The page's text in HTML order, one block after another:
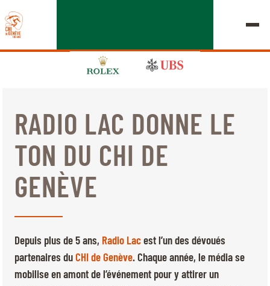
ÉDITION 2026
LE CHIG
MULTIMÉDIA
LIENS RAPIDES
DÉPARTS & RÉSULTATS
ROLEX GRAND SLAM
BILLETTERIE
BÉNÉVOLES
Jeudi, 17 Septembre 2026
RADIO LAC DONNE LE
TON DU CHI DE
GENÈVE
Depuis plus de 5 ans, Radio Lacest l’un des dévoués
partenaires duCHI de Genève. Chaque année, le média se
mobilise en amont de l’événement pour y attirer un